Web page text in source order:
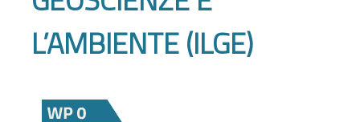
L’AMBIENTE (ILGE)